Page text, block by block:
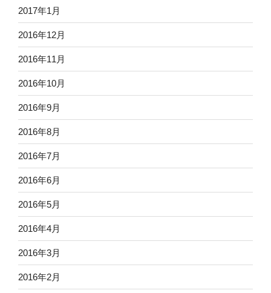
2017年1月
2016年12月
2016年11月
2016年10月
2016年9月
2016年8月
2016年7月
2016年6月
2016年5月
2016年4月
2016年3月
2016年2月